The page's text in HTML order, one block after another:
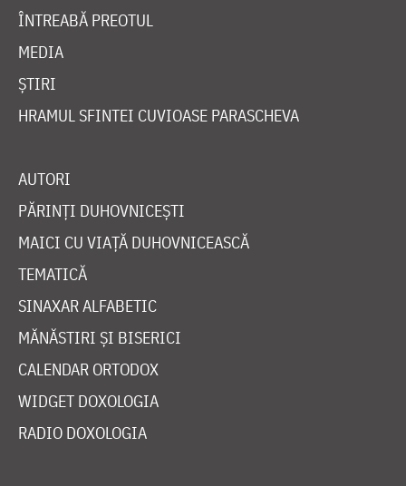
ÎNTREABĂ PREOTUL
MEDIA
ȘTIRI
HRAMUL SFINTEI CUVIOASE PARASCHEVA
AUTORI
PĂRINȚI DUHOVNICEȘTI
MAICI CU VIAȚĂ DUHOVNICEASCĂ
TEMATICĂ
SINAXAR ALFABETIC
MĂNĂSTIRI ȘI BISERICI
CALENDAR ORTODOX
WIDGET DOXOLOGIA
RADIO DOXOLOGIA